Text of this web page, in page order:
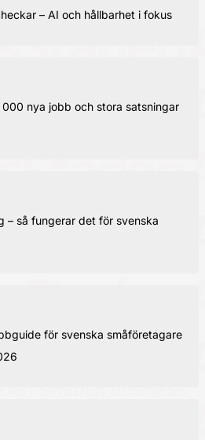
– AI och hållbarhet i fokus
nya jobb och stora satsningar
– så fungerar det för svenska
för svenska småföretagare